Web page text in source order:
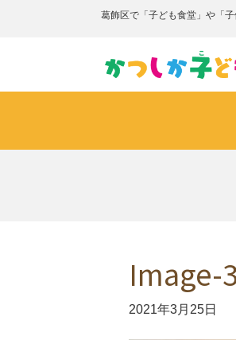
葛飾区で「子ども食堂」や「
Image-
2021年3月25日